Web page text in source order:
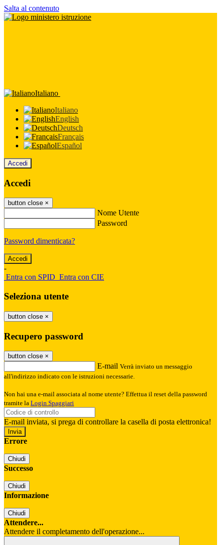
Salta al contenuto
Italiano
Italiano
English
Deutsch
Français
Español
Accedi
Accedi
button close ×
Nome Utente
Password
Password dimenticata?
-
Entra con SPID Entra con CIE
Seleziona utente
button close ×
Recupero password
button close ×
E-mail Verrà inviato un messaggio
all'indirizzo indicato con le istruzioni necessarie.
Non hai una e-mail associata al nome utente? Effettua il reset della password
tramite la Login Spaggiari
E-mail inviata, si prega di controllare la casella di posta elettronica!
Errore
Chiudi
Successo
Chiudi
Informazione
Chiudi
Attendere...
Attendere il completamento dell'operazione...